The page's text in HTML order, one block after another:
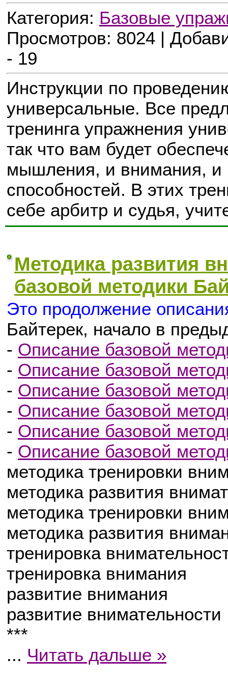
Категория: Базовые
Просмотров: 8024 |
- 19
Инструкции по
универсальные. Все
тренинга упражнения
так что вам будет
мышления, и внимания, и
способностей. В этих
себе арбитр и судья,
Методика развития
базовой методики
Это продолжение
Байтерек, начало в
- Описание базовой
- Описание базовой
- Описание базовой
- Описание базовой
- Описание базовой
- Описание базовой
методика тренировки
методика развития
методика тренировки
методика развития
тренировка
тренировка внимания
развитие внимания
развитие внимательности
***
... Читать дальше »